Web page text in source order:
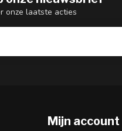
onze laatste acties
Mijn account